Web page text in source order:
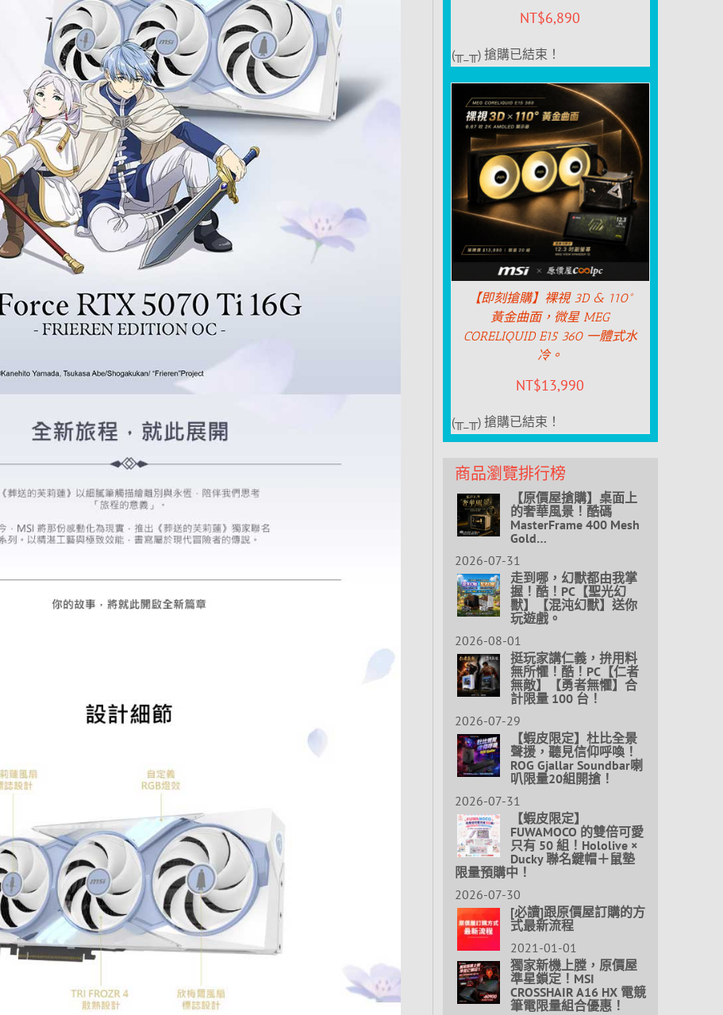
NT$6,890
(╥_╥) 搶購已結束！
【即刻搶購】裸視 3D & 110°
黃金曲面，微星 MEG
CORELIQUID E15 360 一體式水
冷。
NT$13,990
(╥_╥) 搶購已結束！
商品瀏覽排行榜
【原價屋搶購】桌面上
的奢華風景！酷碼
MasterFrame 400 Mesh
Gold…
2026-07-31
走到哪，幻獸都由我掌
握！酷！PC【聖光幻
獸】【混沌幻獸】送你
玩遊戲。
2026-08-01
挺玩家講仁義，拚用料
無所懼！酷！PC【仁者
無敵】【勇者無懼】合
計限量 100 台！
2026-07-29
【蝦皮限定】杜比全景
聲援，聽見信仰呼喚！
ROG Gjallar Soundbar喇
叭限量20組開搶！
2026-07-31
【蝦皮限定】
FUWAMOCO 的雙倍可愛
只有 50 組！Hololive ×
Ducky 聯名鍵帽＋鼠墊
限量預購中！
2026-07-30
[必讀]跟原價屋訂購的方
式最新流程
2021-01-01
獨家新機上膛，原價屋
準星鎖定！MSI
CROSSHAIR A16 HX 電競
筆電限量組合優惠！